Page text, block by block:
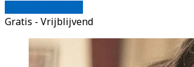
Gratis - Vrijblijvend